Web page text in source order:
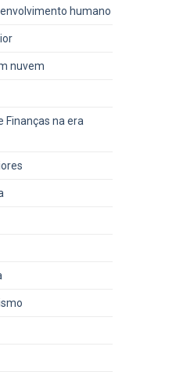
humano
nuvem
Finanças na era